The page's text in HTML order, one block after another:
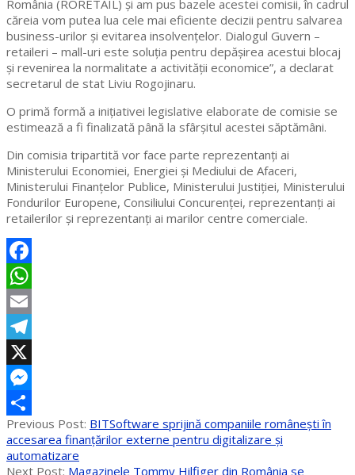
România (RORETAIL) şi am pus bazele acestei comisii, în cadrul
căreia vom putea lua cele mai eficiente decizii pentru salvarea
business-urilor și evitarea insolvențelor. Dialogul Guvern –
retaileri – mall-uri este soluția pentru depășirea acestui blocaj
și revenirea la normalitate a activității economice”, a declarat
secretarul de stat Liviu Rogojinaru.
O primă formă a inițiativei legislative elaborate de comisie se
estimează a fi finalizată până la sfârșitul acestei săptămâni.
Din comisia tripartită vor face parte reprezentanți ai
Ministerului Economiei, Energiei și Mediului de Afaceri,
Ministerului Finanțelor Publice, Ministerului Justiției, Ministerului
Fondurilor Europene, Consiliului Concurenței, reprezentanți ai
retailerilor şi reprezentanți ai marilor centre comerciale.
Facebook
WhatsApp
Email
Telegram
X
Messenger
Partajează
2020-
06-
17
Previous Post: BITSoftware sprijină companiile românești în
accesarea finanțărilor externe pentru digitalizare și
automatizare
Next Post: Magazinele Tommy Hilfiger din România se